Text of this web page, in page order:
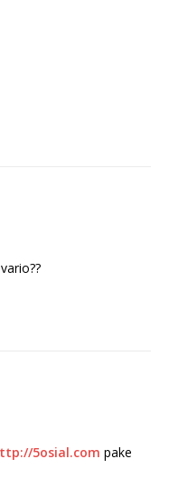
5osial.com pake